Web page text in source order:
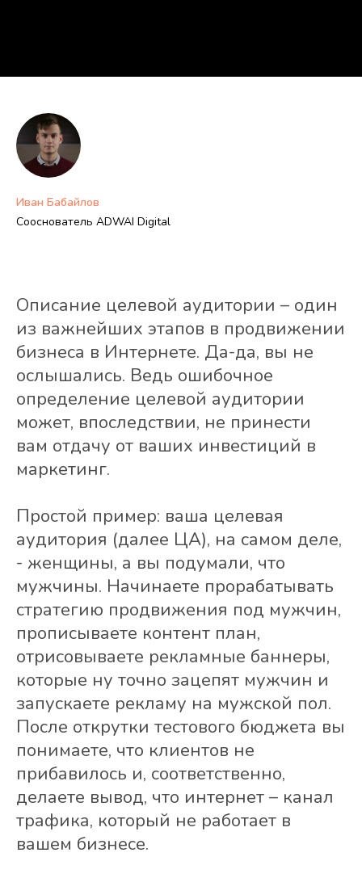
Иван Бабайлов
Сооснователь ADWAI Digital
Описание целевой аудитории – один
из важнейших этапов в продвижении
бизнеса в Интернете. Да-да, вы не
ослышались. Ведь ошибочное
определение целевой аудитории
может, впоследствии, не принести
вам отдачу от ваших инвестиций в
маркетинг.
Простой пример: ваша целевая
аудитория (далее ЦА), на самом деле,
- женщины, а вы подумали, что
мужчины. Начинаете прорабатывать
стратегию продвижения под мужчин,
прописываете контент план,
отрисовываете рекламные баннеры,
которые ну точно зацепят мужчин и
запускаете рекламу на мужской пол.
После открутки тестового бюджета вы
понимаете, что клиентов не
прибавилось и, соответственно,
делаете вывод, что интернет – канал
трафика, который не работает в
вашем бизнесе.